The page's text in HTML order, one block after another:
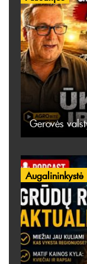
Gerovės
Augalininkystė